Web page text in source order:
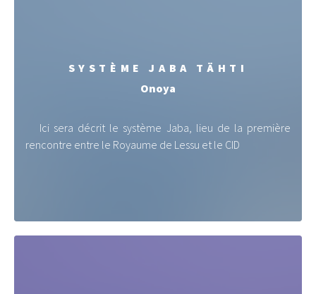
SYSTÈME JABA TÄHTI
Onoya
Ici sera décrit le système Jaba, lieu de la première
rencontre entre le Royaume de Lessu et le CID